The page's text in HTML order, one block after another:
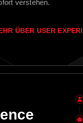
verstehen.
ÜBER USER